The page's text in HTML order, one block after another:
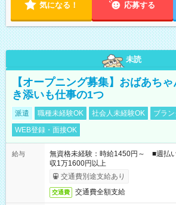
気になる！ 応募する
未読
【オープニング募集】おばあち
き添いも仕事の1つ
派遣 職種未経験OK 社会人未経験OK
ブラ
WEB登録・面接OK
給与
無資格未経験：時給1450円～ ■週
収1万1600円以上
交通費別途支給あり
交通費 交通費全額支給